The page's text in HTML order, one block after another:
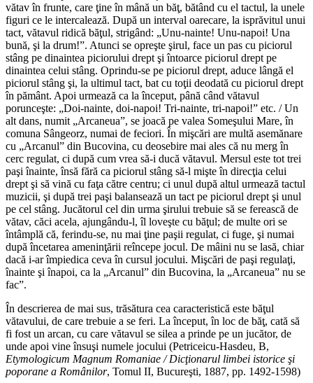
vătav în frunte, care ţine în mână un băţ, bătând cu el tactul, la unele
figuri ce le intercalează. După un interval oarecare, la isprăvitul unui
tact, vătavul ridică băţul, strigând: „Unu-nainte! Unu-napoi! Una
bună, şi la drum!”. Atunci se opreşte şirul, face un pas cu piciorul
stâng pe dinaintea piciorului drept şi întoarce piciorul drept pe
dinaintea celui stâng. Oprindu-se pe piciorul drept, aduce lângă el
piciorul stâng şi, la ultimul tact, bat cu toţii deodată cu piciorul drept
în pământ. Apoi urmează ca la început, până când vătavul
porunceşte: „Doi-nainte, doi-napoi! Tri-nainte, tri-napoi!” etc. / Un
alt dans, numit „Arcaneua”, se joacă pe valea Someşului Mare, în
comuna Sângeorz, numai de feciori. În mişcări are multă asemănare
cu „Arcanul” din Bucovina, cu deosebire mai ales că nu merg în
cerc regulat, ci după cum vrea să-i ducă vătavul. Mersul este tot trei
paşi înainte, însă fără ca piciorul stâng să-l mişte în direcţia celui
drept şi să vină cu faţa către centru; ci unul după altul urmează tactul
muzicii, şi după trei paşi balansează un tact pe piciorul drept şi unul
pe cel stâng. Jucătorul cel din urma şirului trebuie să se ferească de
vătav, căci acela, ajungându-l, îl loveşte cu băţul; de multe ori se
întâmplă că, ferindu-se, nu mai ţine paşii regulat, ci fuge, şi numai
după încetarea ameninţării reîncepe jocul. De mâini nu se lasă, chiar
dacă i-ar împiedica ceva în cursul jocului. Mişcări de paşi regulaţi,
înainte şi înapoi, ca la „Arcanul” din Bucovina, la „Arcaneua” nu se
fac”.
În descrierea de mai sus, trăsătura cea caracteristică este băţul
vătavului, de care trebuie a se feri. La început, în loc de băţ, cată să
fi fost un arcan, cu care vătavul se silea a prinde pe un jucător, de
unde apoi vine însuşi numele jocului (Petriceicu-Hasdeu, B,
Etymologicum Magnum Romaniae / Dicţionarul limbei istorice şi
poporane a Românilor, Tomul II, Bucureşti, 1887, pp. 1492-1598)